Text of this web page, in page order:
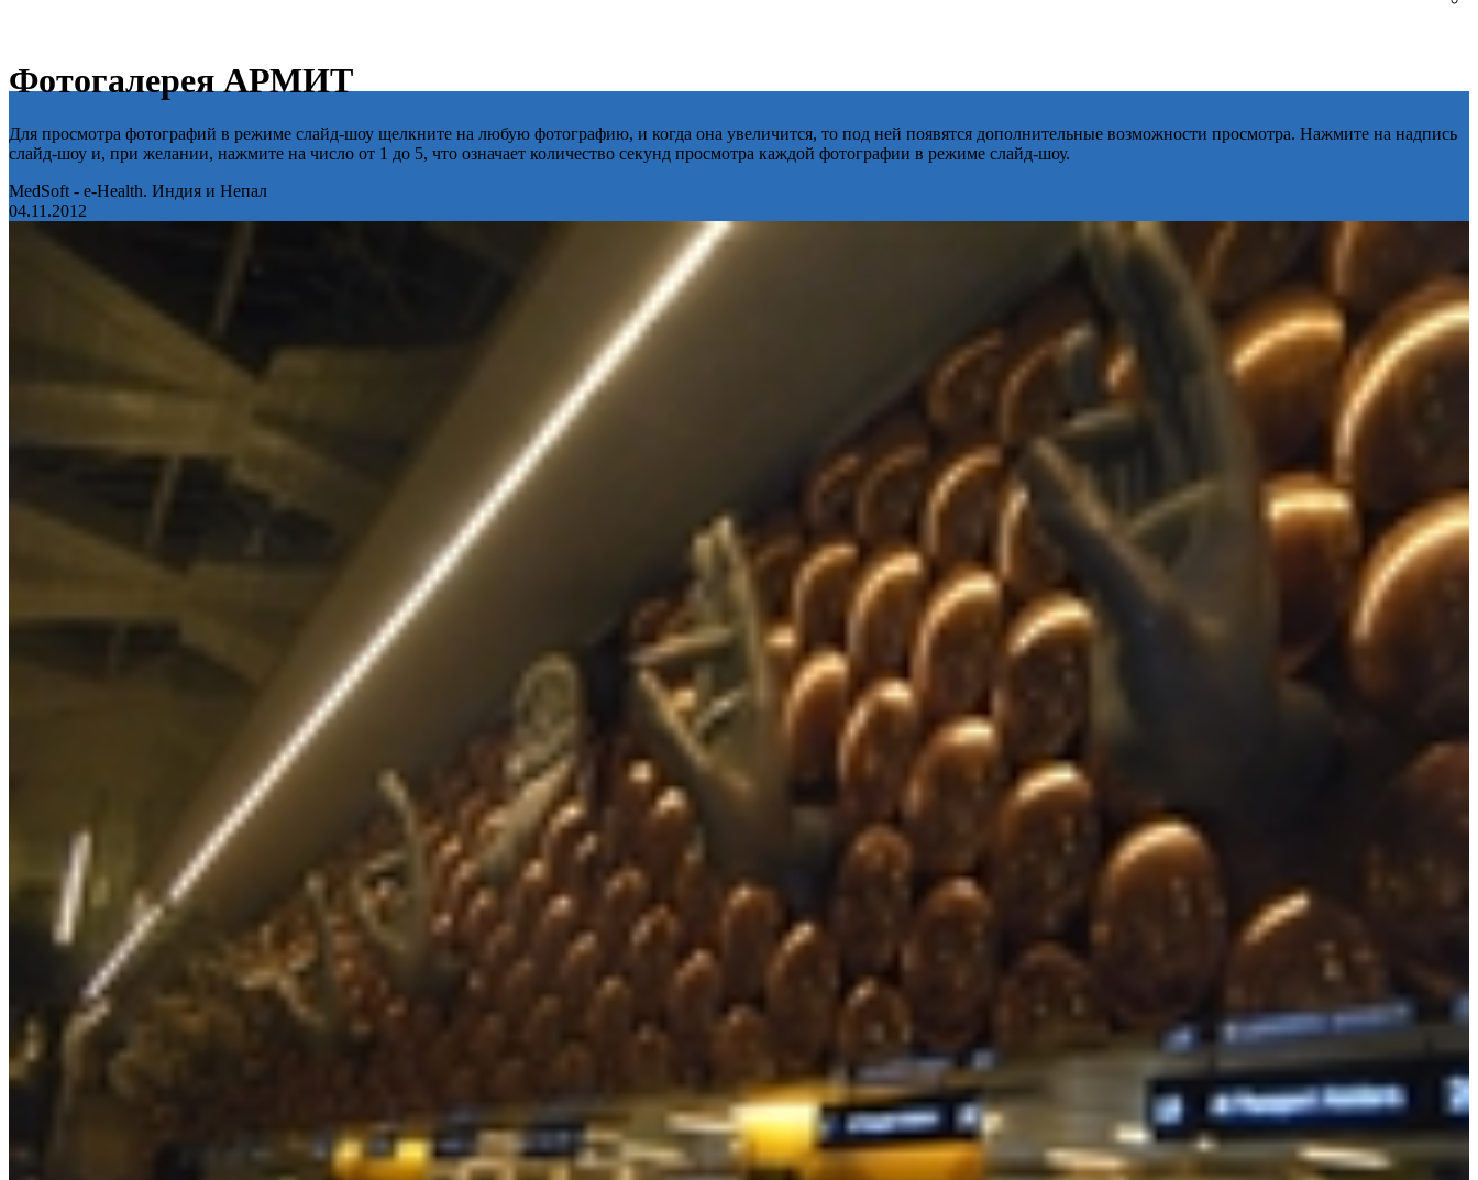
Фотогалерея АРМИТ
Для просмотра фотографий в режиме слайд-шоу щелкните на любую фотографию, и когда она увеличится, то под ней появятся дополнительные возможности просмотра. Нажмите на надпись
слайд-шоу и, при желании, нажмите на число от 1 до 5, что означает количество секунд просмотра каждой фотографии в режиме слайд-шоу.
MedSoft - e-Health. Индия и Непал
04.11.2012